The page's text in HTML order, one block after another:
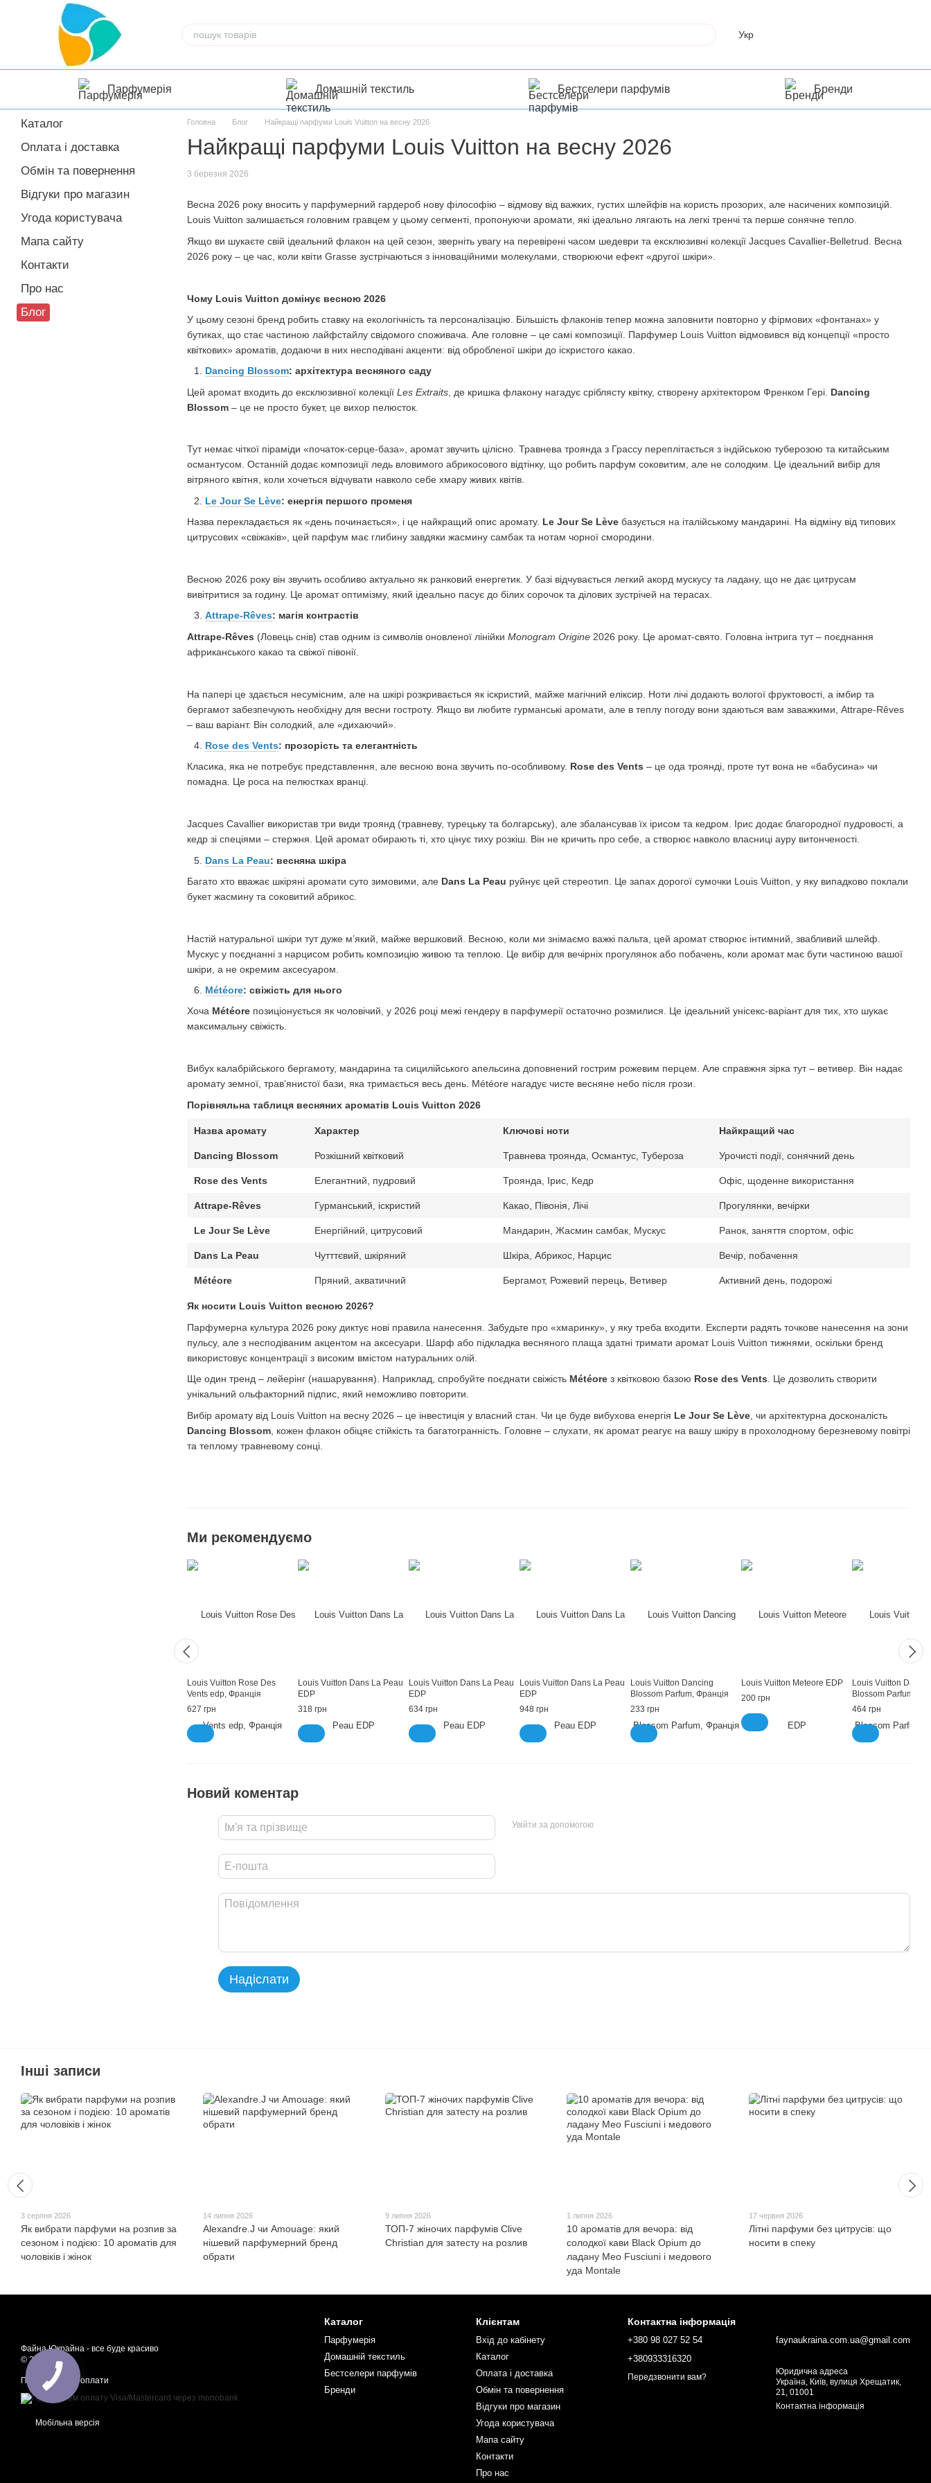
Перейти до основного контенту
Укр
Парфумерія Домашній текстиль Бестселери парфумів Бренди
Головна Блог Найкращі парфуми Louis Vuitton на весну 2026
Найкращі парфуми Louis Vuitton на весну 2026
3 березня 2026
Весна 2026 року вносить у парфумерний гардероб нову філософію – відмову від важких, густих шлейфів на користь прозорих, але насичених композицій.
Louis Vuitton залишається головним гравцем у цьому сегменті, пропонуючи аромати, які ідеально лягають на легкі тренчі та перше сонячне тепло.
Якщо ви шукаєте свій ідеальний флакон на цей сезон, зверніть увагу на перевірені часом шедеври та ексклюзивні колекції Jacques Cavallier-Belletrud. Весна
2026 року – це час, коли квіти Grasse зустрічаються з інноваційними молекулами, створюючи ефект «другої шкіри».
Чому Louis Vuitton домінує весною 2026
У цьому сезоні бренд робить ставку на екологічність та персоналізацію. Більшість флаконів тепер можна заповнити повторно у фірмових «фонтанах» у
бутиках, що стає частиною лайфстайлу свідомого споживача. Але головне – це самі композиції. Парфумер Louis Vuitton відмовився від концепції «просто
квіткових» ароматів, додаючи в них несподівані акценти: від обробленої шкіри до іскристого какао.
Dancing Blossom: архітектура весняного саду
Цей аромат входить до ексклюзивної колекції Les Extraits , де кришка флакону нагадує сріблясту квітку, створену архітектором Френком Гері. Dancing
Blossom – це не просто букет, це вихор пелюсток.
Тут немає чіткої піраміди «початок-серце-база», аромат звучить цілісно. Травнева троянда з Грассу переплітається з індійською туберозою та китайським
османтусом. Останній додає композиції ледь вловимого абрикосового відтінку, що робить парфум соковитим, але не солодким. Це ідеальний вибір для
вітряного квітня, коли хочеться відчувати навколо себе хмару живих квітів.
Le Jour Se Lève: енергія першого променя
Назва перекладається як «день починається», і це найкращий опис аромату. Le Jour Se Lève базується на італійському мандарині. На відміну від типових
цитрусових «свіжаків», цей парфум має глибину завдяки жасмину самбак та нотам чорної смородини.
Весною 2026 року він звучить особливо актуально як ранковий енергетик. У базі відчувається легкий акорд мускусу та ладану, що не дає цитрусам
вивітритися за годину. Це аромат оптимізму, який ідеально пасує до білих сорочок та ділових зустрічей на терасах.
Attrape-Rêves: магія контрастів
Attrape-Rêves (Ловець снів) став одним із символів оновленої лінійки Monogram Origine 2026 року. Це аромат-свято. Головна інтрига тут – поєднання
африканського какао та свіжої півонії.
На папері це здається несумісним, але на шкірі розкривається як іскристий, майже магічний еліксир. Ноти лічі додають вологої фруктовості, а імбир та
бергамот забезпечують необхідну для весни гостроту. Якщо ви любите гурманські аромати, але в теплу погоду вони здаються вам заважкими, Attrape-Rêves
– ваш варіант. Він солодкий, але «дихаючий».
Rose des Vents: прозорість та елегантність
Класика, яка не потребує представлення, але весною вона звучить по-особливому. Rose des Vents – це ода троянді, проте тут вона не «бабусина» чи
помадна. Це роса на пелюстках вранці.
Jacques Cavallier використав три види троянд (травневу, турецьку та болгарську), але збалансував їх ірисом та кедром. Ірис додає благородної пудровості, а
кедр зі спеціями – стержня. Цей аромат обирають ті, хто цінує тиху розкіш. Він не кричить про себе, а створює навколо власниці ауру витонченості.
Dans La Peau: весняна шкіра
Багато хто вважає шкіряні аромати суто зимовими, але Dans La Peau руйнує цей стереотип. Це запах дорогої сумочки Louis Vuitton, у яку випадково поклали
букет жасмину та соковитий абрикос.
Настій натуральної шкіри тут дуже м’який, майже вершковий. Весною, коли ми знімаємо важкі пальта, цей аромат створює інтимний, звабливий шлейф.
Мускус у поєднанні з нарцисом робить композицію живою та теплою. Це вибір для вечірніх прогулянок або побачень, коли аромат має бути частиною вашої
шкіри, а не окремим аксесуаром.
Météore: свіжість для нього
Хоча Météore позиціонується як чоловічий, у 2026 році межі гендеру в парфумерії остаточно розмилися. Це ідеальний унісекс-варіант для тих, хто шукає
максимальну свіжість.
Вибух калабрійського бергамоту, мандарина та сицилійського апельсина доповнений гострим рожевим перцем. Але справжня зірка тут – ветивер. Він надає
аромату земної, трав’янистої бази, яка тримається весь день. Météore нагадує чисте весняне небо після грози.
Порівняльна таблиця весняних ароматів Louis Vuitton 2026
Назва аромату Характер Ключові ноти Найкращий час
Dancing Blossom Розкішний квітковий Травнева троянда, Османтус, Тубероза Урочисті події, сонячний день
Rose des Vents Елегантний, пудровий Троянда, Ірис, Кедр Офіс, щоденне використання
Attrape-Rêves Гурманський, іскристий Какао, Півонія, Лічі Прогулянки, вечірки
Le Jour Se Lève Енергійний, цитрусовий Мандарин, Жасмин самбак, Мускус Ранок, заняття спортом, офіс
Dans La Peau Чутттєвий, шкіряний Шкіра, Абрикос, Нарцис Вечір, побачення
Météore Пряний, акватичний Бергамот, Рожевий перець, Ветивер Активний день, подорожі
Як носити Louis Vuitton весною 2026?
Парфумерна культура 2026 року диктує нові правила нанесення. Забудьте про «хмаринку», у яку треба входити. Експерти радять точкове нанесення на зони
пульсу, але з несподіваним акцентом на аксесуари. Шарф або підкладка весняного плаща здатні тримати аромат Louis Vuitton тижнями, оскільки бренд
використовує концентрації з високим вмістом натуральних олій.
Ще один тренд – лейерінг (нашарування). Наприклад, спробуйте поєднати свіжість Météore з квітковою базою Rose des Vents. Це дозволить створити
унікальний ольфакторний підпис, який неможливо повторити.
Вибір аромату від Louis Vuitton на весну 2026 – це інвестиція у власний стан. Чи це буде вибухова енергія Le Jour Se Lève , чи архітектурна досконалість
Dancing Blossom , кожен флакон обіцяє стійкість та багатогранність. Головне – слухати, як аромат реагує на вашу шкіру в прохолодному березневому повітрі
та теплому травневому сонці.
Ми рекомендуємо
Louis Vuitton Rose Des
Vents edp, Франція
627 грн
Louis Vuitton Dans La Peau
EDP
318 грн
Louis Vuitton Dans La Peau
EDP
634 грн
Louis Vuitton Dans La Peau
EDP
948 грн
Louis Vuitton Dancing
Blossom Parfum, Франція
233 грн
Louis Vuitton Meteore EDP
200 грн
Louis Vuitton
Blossom Parfum,
464 грн
Новий коментар
Увійти за допомогою
Надіслати
Каталог
Оплата і доставка
Обмін та повернення
Відгуки про магазин
Угода користувача
Мапа сайту
Контакти
Про нас
Блог
Інші записи
3 серпня 2026
Як вибрати парфуми на розпив за
сезоном і подією: 10 ароматів для
чоловіків і жінок
14 липня 2026
Alexandre.J чи Amouage: який
нішевий парфумерний бренд
обрати
9 липня 2026
ТОП-7 жіночих парфумів Clive
Christian для затесту на розлив
1 липня 2026
10 ароматів для вечора: від
солодкої кави Black Opium до
ладану Meo Fusciuni і медового
уда Montale
17 червня 2026
Літні парфуми без цитрусів: що
носити в спеку
Файна Юкрайна - все буде красиво
© 2021-2026
Приймаємо до оплати
Мобільна версія
Каталог
Парфумерія
Домашній текстиль
Бестселери парфумів
Бренди
Клієнтам
Вхід до кабінету
Каталог
Оплата і доставка
Обмін та повернення
Відгуки про магазин
Угода користувача
Мапа сайту
Контакти
Про нас
Контактна інформація
+380 98 027 52 54
+380933316320
Передзвонити вам?
faynaukraina.com.ua@gmail.com
Юридична адреса
Україна, Київ, вулиця Хрещатик,
21, 01001
Контактна інформація